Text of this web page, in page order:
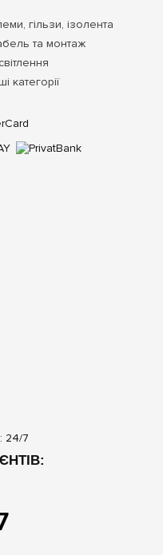
24/7
гільзи, ізолента
та монтаж
категорії